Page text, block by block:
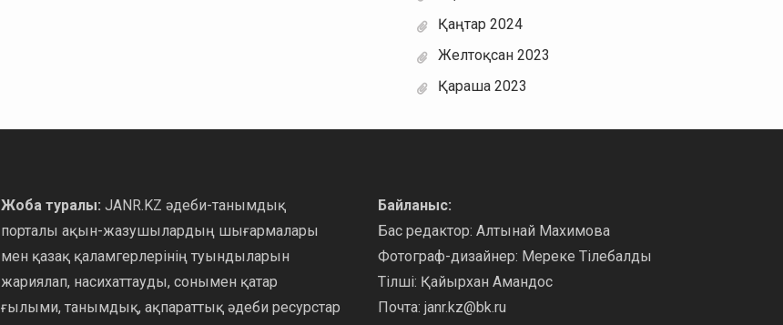
Қаңтар 2024
Желтоқсан 2023
Қараша 2023
Жоба туралы: JANR.KZ әдеби-танымдық
порталы ақын-жазушылардың шығармалары
мен қазақ қаламгерлерінің туындыларын
жариялап, насихаттауды, сонымен қатар
ғылыми, танымдық, ақпараттық әдеби ресурстар
Байланыс:
Бас редактор: Алтынай Махимова
Фотограф-дизайнер: Мереке Тілебалды
Тілші: Қайырхан Амандос
Почта: janr.kz@bk.ru